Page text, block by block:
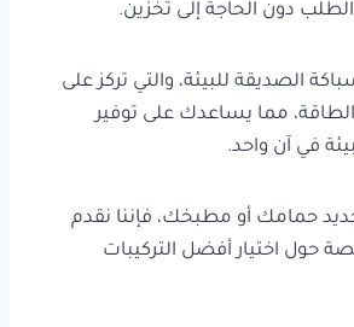
دون الحاجة إلى تخزين.
الصديقة للبيئة، والتي تركز على
مما يساعدك على توفير
في آن واحد.
حمامك أو مطبخك، فإننا نقدم
حول اختيار أفضل التركيبات